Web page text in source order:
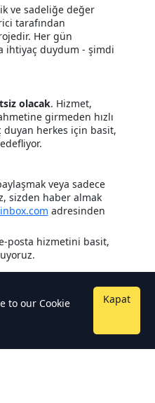
ve sadeliğe değer
tarafından
Her gün
ihtiyaç duydum - şimdi
olacak. Hizmet,
girmeden hızlı
herkes için basit,
veya sadece
sizden haber almak
adresinden
posta hizmetini basit,
to our Cookie
Kapat